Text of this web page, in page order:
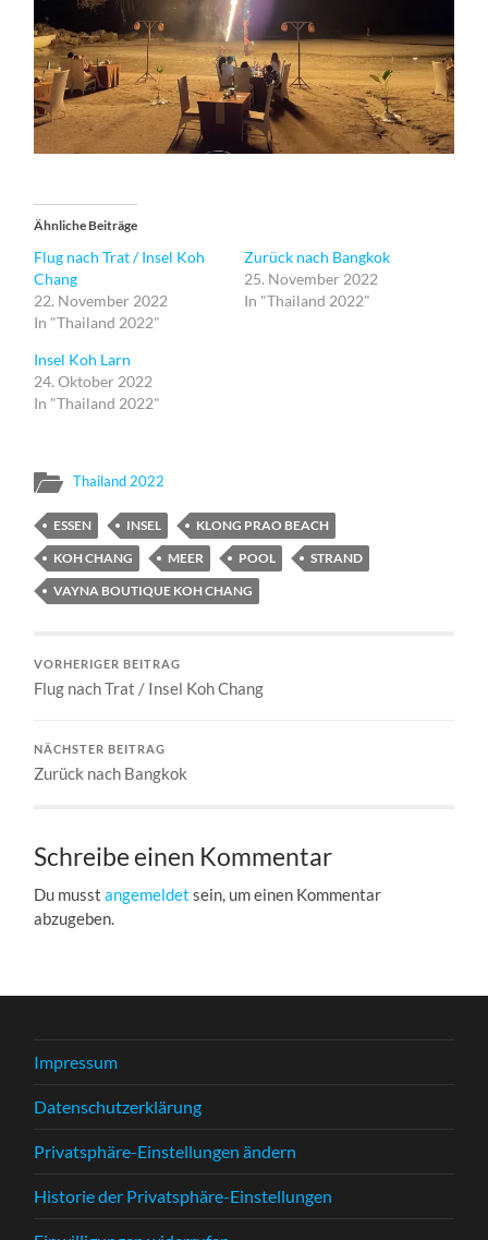
Ähnliche Beiträge
Flug nach Trat / Insel Koh
Chang
22. November 2022
In "Thailand 2022"
Zurück nach Bangkok
25. November 2022
In "Thailand 2022"
Insel Koh Larn
24. Oktober 2022
In "Thailand 2022"
Thailand 2022
ESSEN INSEL
KLONG PRAO BEACH
KOH CHANG
MEER POOL
STRAND
VAYNA BOUTIQUE KOH CHANG
VORHERIGER BEITRAG
Flug nach Trat / Insel Koh Chang
NÄCHSTER BEITRAG
Zurück nach Bangkok
Schreibe einen Kommentar
Du musstangemeldet sein, um einen Kommentar
abzugeben.
Impressum
Datenschutzerklärung
Privatsphäre-Einstellungen ändern
Historie der Privatsphäre-Einstellungen